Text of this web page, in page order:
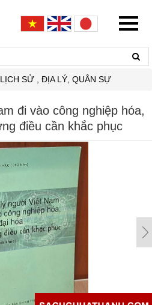
LỊCH SỬ , ĐỊA LÝ, QUÂN SỰ
đi vào công nghiệp hóa,
điều cần khắc phục